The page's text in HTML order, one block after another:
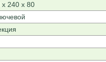
х 240 х 80